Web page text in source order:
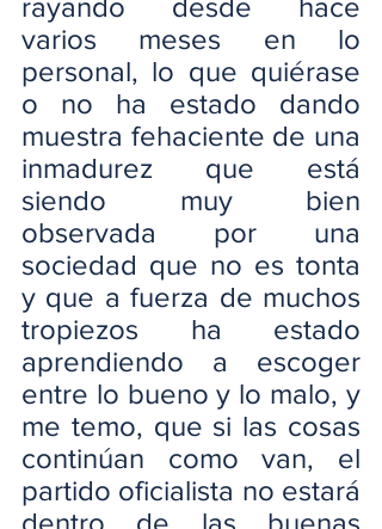
rayando desde hace
varios meses en lo
personal, lo que quiérase
o no ha estado dando
muestra fehaciente de una
inmadurez que está
siendo muy bien
observada por una
sociedad que no es tonta
y que a fuerza de muchos
tropiezos ha estado
aprendiendo a escoger
entre lo bueno y lo malo, y
me temo, que si las cosas
continúan como van, el
partido oficialista no estará